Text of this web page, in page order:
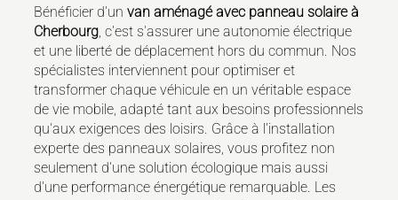
Bénéficier d'unvan aménagé avec panneau solaire à
Cherbourg, c'est s'assurer une autonomie électrique
et une liberté de déplacement hors du commun. Nos
spécialistes interviennent pour optimiser et
transformer chaque véhicule en un véritable espace
de vie mobile, adapté tant aux besoins professionnels
qu'aux exigences des loisirs. Grâce à l'installation
experte des panneaux solaires, vous profitez non
seulement d'une solution écologique mais aussi
d'une performance énergétique remarquable. Les